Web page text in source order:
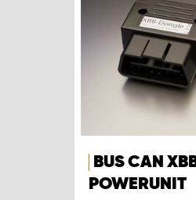
BUS CAN
POWERUNIT